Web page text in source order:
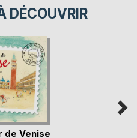
DÉCOUVRIR
de Venise